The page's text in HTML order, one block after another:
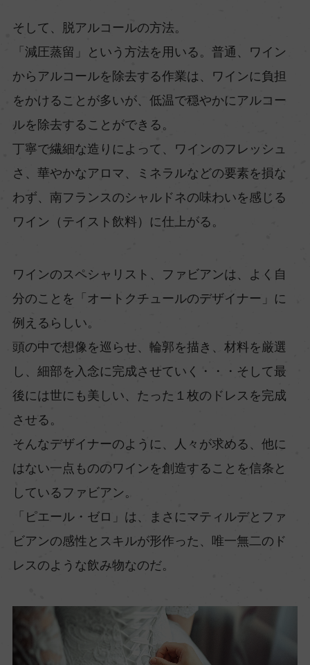
そして、脱アルコールの方法。
「減圧蒸留」という方法を用いる。普通、ワイン
からアルコールを除去する作業は、ワインに負担
をかけることが多いが、低温で穏やかにアルコー
ルを除去することができる。
丁寧で繊細な造りによって、ワインのフレッシュ
さ、華やかなアロマ、ミネラルなどの要素を損な
わず、南フランスのシャルドネの味わいを感じる
ワイン（テイスト飲料）に仕上がる。
ワインのスペシャリスト、ファビアンは、よく自
分のことを「オートクチュールのデザイナー」に
例えるらしい。
頭の中で想像を巡らせ、輪郭を描き、材料を厳選
し、細部を入念に完成させていく・・・そして最
後には世にも美しい、たった１枚のドレスを完成
させる。
そんなデザイナーのように、人々が求める、他に
はない一点もののワインを創造することを信条と
しているファビアン。
「ピエール・ゼロ」は、まさにマティルデとファ
ビアンの感性とスキルが形作った、唯一無二のド
レスのような飲み物なのだ。